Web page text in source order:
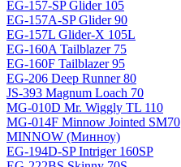
EG-157-SP Glider 105
EG-157A-SP Glider 90
EG-157L Glider-X 105L
EG-160A Tailblazer 75
EG-160F Tailblazer 95
EG-206 Deep Runner 80
JS-393 Magnum Loach 70
MG-010D Mr. Wiggly TL 110
MG-014F Minnow Jointed SM70
MINNOW (Минноу)
EG-194D-SP Intriger 160SP